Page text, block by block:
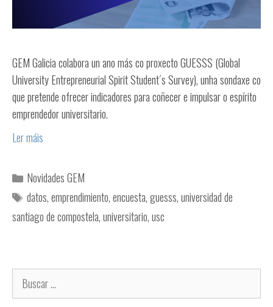
GEM Galicia colabora un ano más co proxecto GUESSS (Global
University Entrepreneurial Spirit Student´s Survey), unha sondaxe co
que pretende ofrecer indicadores para coñecer e impulsar o espírito
emprendedor universitario.
Ler máis
Novidades GEM
datos,emprendimiento,encuesta,guesss,universidad de
santiago de compostela,universitario,usc